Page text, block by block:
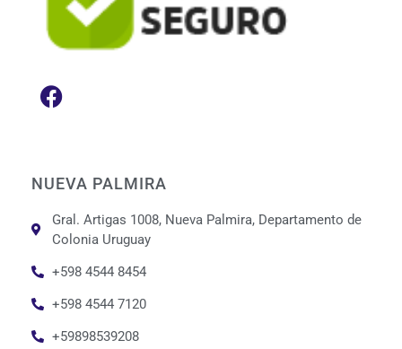
NUEVA PALMIRA
Gral. Artigas 1008, Nueva Palmira, Departamento de
Colonia Uruguay
+598 4544 8454
+598 4544 7120
+59898539208